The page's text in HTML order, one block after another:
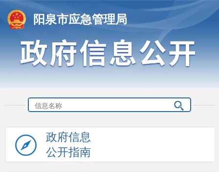
阳泉市应急管理局
政府信息
公开指南